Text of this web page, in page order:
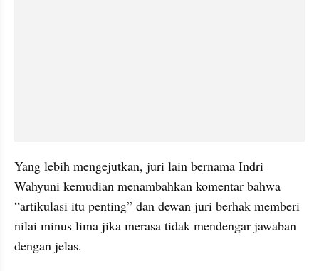
Yang lebih mengejutkan, juri lain bernama Indri
Wahyuni kemudian menambahkan komentar bahwa
“artikulasi itu penting” dan dewan juri berhak memberi
nilai minus lima jika merasa tidak mendengar jawaban
dengan jelas.